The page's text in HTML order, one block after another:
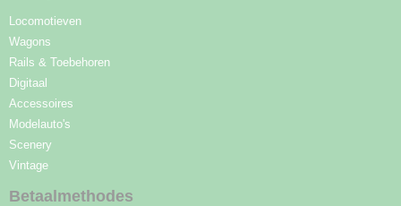
Locomotieven
Wagons
Rails & Toebehoren
Digitaal
Accessoires
Modelauto's
Scenery
Vintage
Betaalmethodes